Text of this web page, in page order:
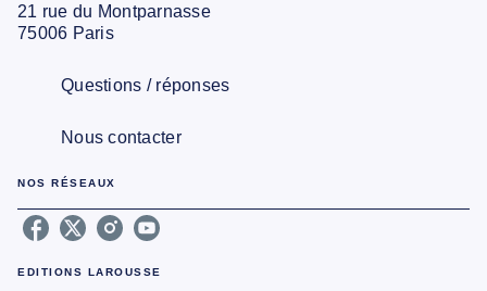
21 rue du Montparnasse
75006 Paris
Questions / réponses
Nous contacter
NOS RÉSEAUX
EDITIONS LAROUSSE